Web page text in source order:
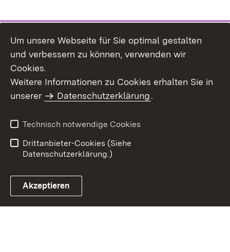
Benutzungshinweise
Erklärung zur
Um unsere Webseite für Sie optimal gestalten
und verbessern zu können, verwenden wir
Cookies.
Weitere Informationen zu Cookies erhalten Sie in
unserer
Datenschutzerklärung.
Technisch notwendige Cookies
Drittanbieter-Cookies (Siehe
Datenschutzerklärung.)
Akzeptieren